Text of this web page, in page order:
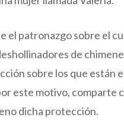
el patronazgo sobre el
de
sobre los que están
este motivo, comparte
dicha protección.